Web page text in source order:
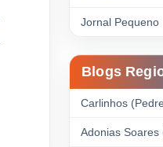
Jornal Pequeno
Blogs
Carlinhos
Adonias Soares